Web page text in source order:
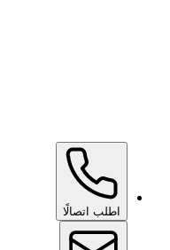
Ceramic Pro Care+
اطلب اتصالًا